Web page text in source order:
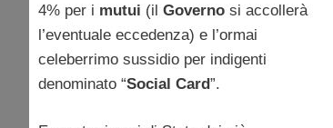
4% per i mutui (il Governo si accollerà
l’eventuale eccedenza) e l’ormai
celeberrimo sussidio per indigenti
denominato “Social Card”.